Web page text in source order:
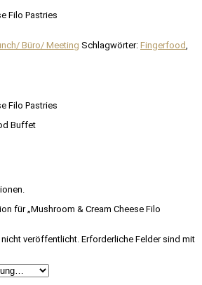
Filo Pastries
Büro/ Meeting Schlagwörter: Fingerfood,
Filo Pastries
Buffet
für „Mushroom & Cream Cheese Filo
veröffentlicht. Erforderliche Felder sind mit